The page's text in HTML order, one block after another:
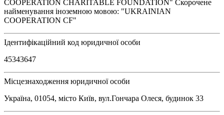
COOPERATION CHARITABLE FOUNDATION" Скорочене
найменування іноземною мовою: "UKRAINIAN
COOPERATION CF"
Ідентифікаційний код юридичної особи
45343647
Місцезнаходження юридичної особи
Україна, 01054, місто Київ, вул.Гончара Олеся, будинок 33